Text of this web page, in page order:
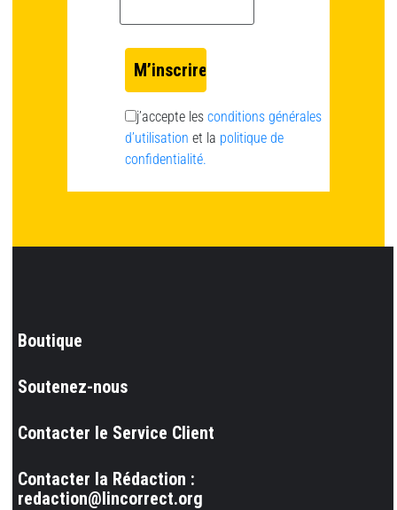
j’accepte les conditions générales
d’utilisation et la politique de
confidentialité.
Boutique
Soutenez-nous
Contacter le Service Client
Contacter la Rédaction :
redaction@lincorrect.org